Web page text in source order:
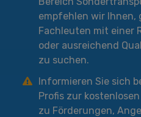
empfehlen wir Ihnen,
Fachleuten mit einer
oder ausreichend
zu suchen.
Informieren Sie sich
Profis zur
zu Förderungen,